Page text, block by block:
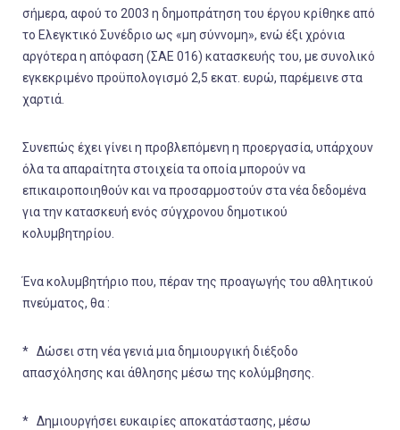
σήμερα, αφού το 2003 η δημοπράτηση του έργου κρίθηκε από
το Ελεγκτικό Συνέδριο ως «μη σύννομη», ενώ έξι χρόνια
αργότερα η απόφαση (ΣΑΕ 016) κατασκευής του, με συνολικό
εγκεκριμένο προϋπολογισμό 2,5 εκατ. ευρώ, παρέμεινε στα
χαρτιά.
Συνεπώς έχει γίνει η προβλεπόμενη η προεργασία, υπάρχουν
όλα τα απαραίτητα στοιχεία τα οποία μπορούν να
επικαιροποιηθούν και να προσαρμοστούν στα νέα δεδομένα
για την κατασκευή ενός σύγχρονου δημοτικού
κολυμβητηρίου.
Ένα κολυμβητήριο που, πέραν της προαγωγής του αθλητικού
πνεύματος, θα :
* Δώσει στη νέα γενιά μια δημιουργική διέξοδο
απασχόλησης και άθλησης μέσω της κολύμβησης.
* Δημιουργήσει ευκαιρίες αποκατάστασης, μέσω